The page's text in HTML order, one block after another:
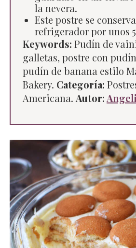
la nevera.
Este postre se
refrigerador por unos
Keywords: Pudín de
galletas, postre con
pudín de banana estilo
Bakery. Categoría:
Americana. Autor: